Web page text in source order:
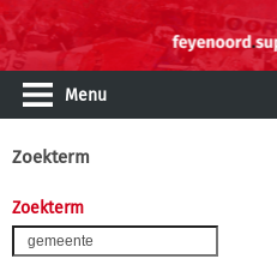
Menu
Zoekterm
Zoekterm